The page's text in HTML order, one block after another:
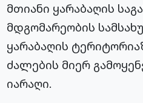
მთიანი ყარაბაღის
მდგომარეობის
ყარაბაღის
ძალების მიერ
იარაღი.